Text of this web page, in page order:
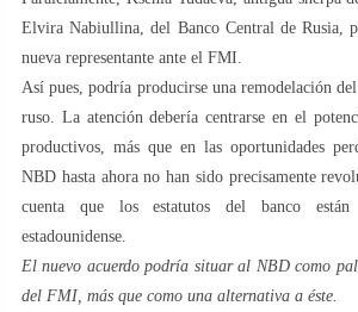
Elvira Nabiullina, del Banco Central de Rusia,
nueva representante ante el FMI.
Así pues, podría producirse una remodelación
ruso. La atención debería centrarse en el
productivos, más que en las oportunidades
NBD hasta ahora no han sido precisamente
cuenta que los estatutos del banco
estadounidense.
El nuevo acuerdo podría situar al NBD como
del FMI, más que como una alternativa a éste.